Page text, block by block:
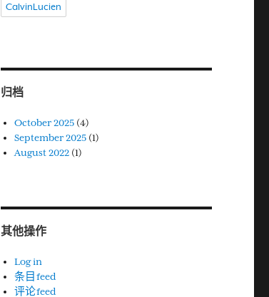
CalvinLucien
归档
October 2025 (4)
September 2025 (1)
August 2022 (1)
其他操作
Log in
条目 feed
评论 feed